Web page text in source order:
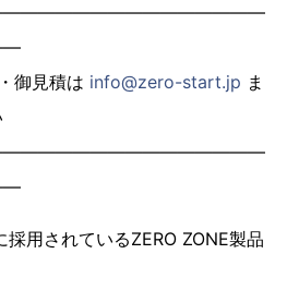
御見積は info@zero-start.jp ま
用されているZERO ZONE製品